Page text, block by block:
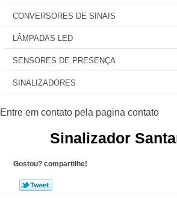
CONVERSORES DE SINAIS
LÂMPADAS LED
SENSORES DE PRESENÇA
SINALIZADORES
Sinalizador
Gostou? compartilhe!